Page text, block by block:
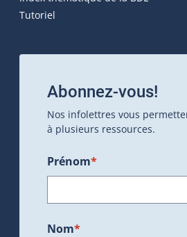
Tutoriel
Abonnez-vous!
Nos infolettres vous
à plusieurs ressources.
Prénom*
Nom*